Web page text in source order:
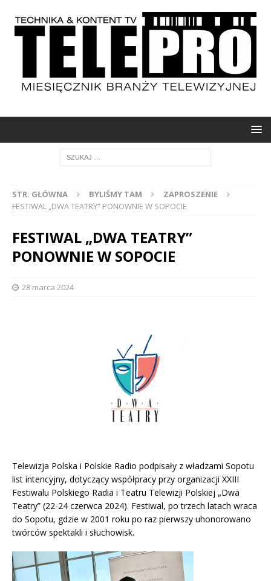
STR. GŁÓWNA BYLIŚMY TAM
ZAPROSZENIE
FESTIWAL „DWA TEATRY” PONOWNIE W SOPOCIE
FESTIWAL „DWA TEATRY”
PONOWNIE W SOPOCIE
28 marca 2024
Telewizja Polska i Polskie Radio podpisały z władzami Sopotu
list intencyjny, dotyczący współpracy przy organizacji XXIII
Festiwalu Polskiego Radia i Teatru Telewizji Polskiej „Dwa
Teatry” (22-24 czerwca 2024). Festiwal, po trzech latach wraca
do Sopotu, gdzie w 2001 roku po raz pierwszy uhonorowano
twórców spektakli i słuchowisk.